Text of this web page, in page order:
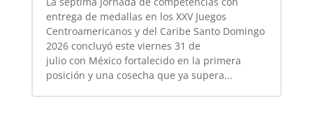
entrega de medallas en los XXV Juegos
Centroamericanos y del Caribe Santo Domingo
2026 concluyó este viernes 31 de
julio con México fortalecido en la primera
posición y una cosecha que ya supera...